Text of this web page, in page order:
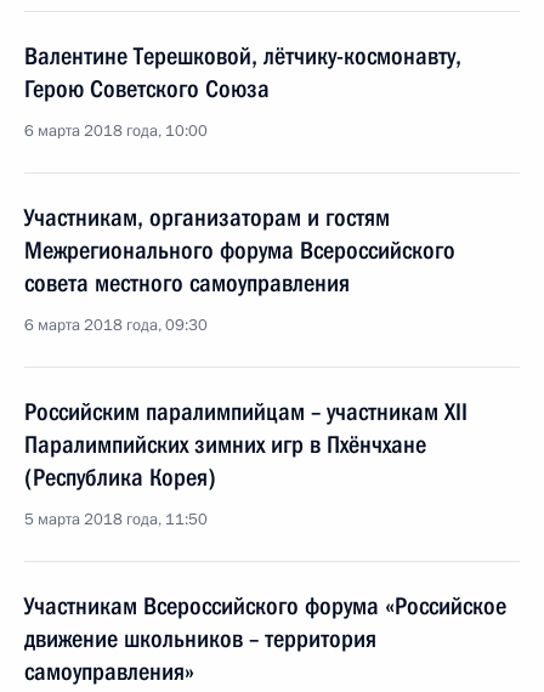
Валентине Терешковой, лётчику-космонавту,
Герою Советского Союза
6 марта 2018 года, 10:00
Участникам, организаторам и гостям
Межрегионального форума Всероссийского
совета местного самоуправления
6 марта 2018 года, 09:30
Российским паралимпийцам – участникам XII
Паралимпийских зимних игр в Пхёнчхане
(Республика Корея)
5 марта 2018 года, 11:50
Участникам Всероссийского форума «Российское
движение школьников – территория
самоуправления»